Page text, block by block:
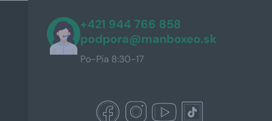
+421 944 766 858
podpora@manboxeo.sk
Po-Pia 8:30-17